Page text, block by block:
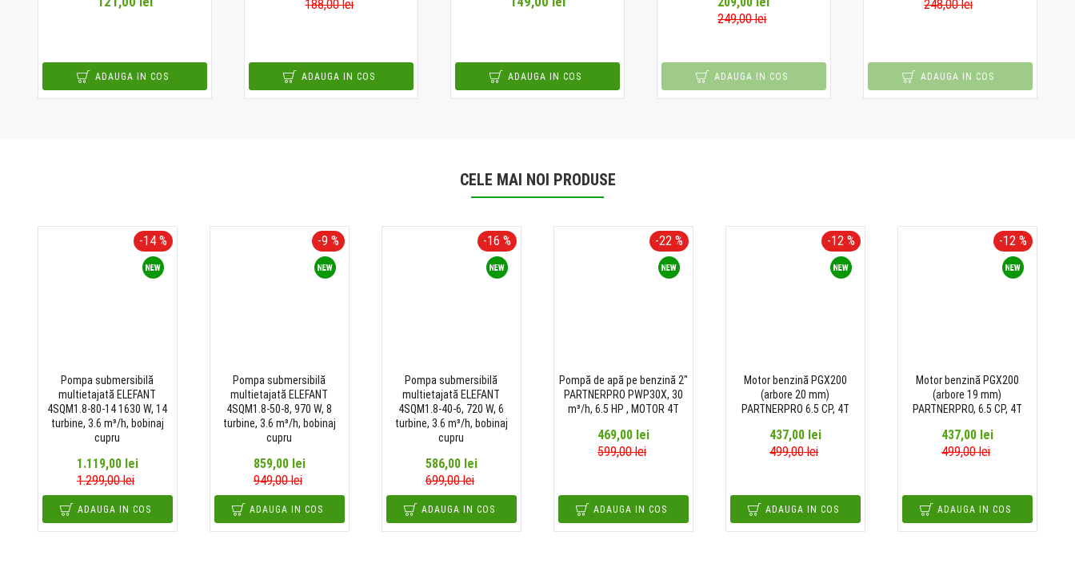
ADAUGA IN COS
188,00 lei
ADAUGA IN COS ADAUGA IN COS
249,00 lei
ADAUGA IN COS
248,00 lei
ADAUGA IN COS
CELE MAI NOI PRODUSE
-14 %
Pompa submersibilă
multietajată ELEFANT
4SQM1.8-80-14 1630 W, 14
turbine, 3.6 m³/h, bobinaj
cupru
1.119,00 lei
1.299,00 lei
ADAUGA IN COS
-9 %
Pompa submersibilă
multietajată ELEFANT
4SQM1.8-50-8, 970 W, 8
turbine, 3.6 m³/h, bobinaj
cupru
859,00 lei
949,00 lei
ADAUGA IN COS
-16 %
Pompa submersibilă
multietajată ELEFANT
4SQM1.8-40-6, 720 W, 6
turbine, 3.6 m³/h, bobinaj
cupru
586,00 lei
699,00 lei
ADAUGA IN COS
-22 %
Pompă de apă pe benzină 2"
PARTNERPRO PWP30X, 30
m³/h, 6.5 HP , MOTOR 4T
469,00 lei
599,00 lei
ADAUGA IN COS
-12 %
Motor benzină PGX200
(arbore 20 mm)
PARTNERPRO 6.5 CP, 4T
437,00 lei
499,00 lei
ADAUGA IN COS
-12 %
Motor benzină PGX200
(arbore 19 mm)
PARTNERPRO, 6.5 CP, 4T
437,00 lei
499,00 lei
ADAUGA IN COS